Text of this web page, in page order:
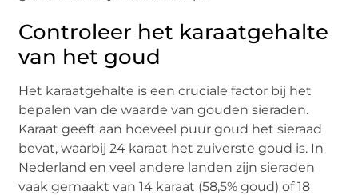
Controleer het karaatgehalte
van het goud
Het karaatgehalte is een cruciale factor bij het
bepalen van de waarde van gouden sieraden.
Karaat geeft aan hoeveel puur goud het sieraad
bevat, waarbij 24 karaat het zuiverste goud is. In
Nederland en veel andere landen zijn sieraden
vaak gemaakt van 14 karaat (58,5% goud) of 18